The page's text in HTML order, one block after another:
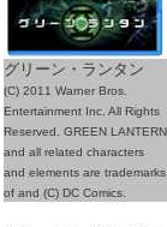
グリーン・ランタン
(C) 2011 Warner Bros.
Entertainment Inc. All Rights
Reserved. GREEN LANTERN
and all related characters
and elements are trademarks
of and (C) DC Comics.